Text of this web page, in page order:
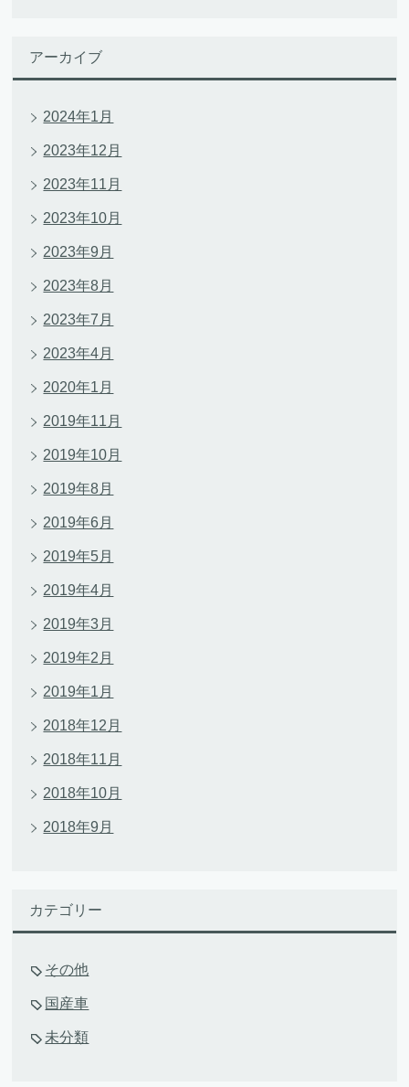
アーカイブ
2024年1月
2023年12月
2023年11月
2023年10月
2023年9月
2023年8月
2023年7月
2023年4月
2020年1月
2019年11月
2019年10月
2019年8月
2019年6月
2019年5月
2019年4月
2019年3月
2019年2月
2019年1月
2018年12月
2018年11月
2018年10月
2018年9月
カテゴリー
その他
国産車
未分類